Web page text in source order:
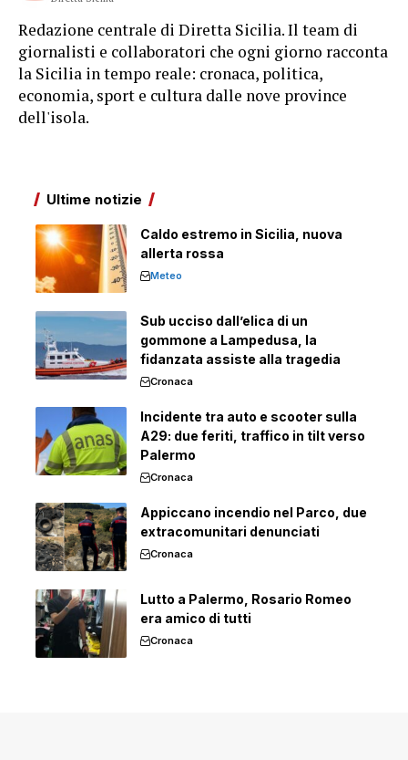
Redazione centrale di Diretta Sicilia. Il team di
giornalisti e collaboratori che ogni giorno racconta
la Sicilia in tempo reale: cronaca, politica,
economia, sport e cultura dalle nove province
dell'isola.
Ultime notizie
Caldo estremo in Sicilia, nuova
allerta rossa
Meteo
Sub ucciso dall’elica di un
gommone a Lampedusa, la
fidanzata assiste alla tragedia
Cronaca
Incidente tra auto e scooter sulla
A29: due feriti, traffico in tilt verso
Palermo
Cronaca
Appiccano incendio nel Parco, due
extracomunitari denunciati
Cronaca
Lutto a Palermo, Rosario Romeo
era amico di tutti
Cronaca